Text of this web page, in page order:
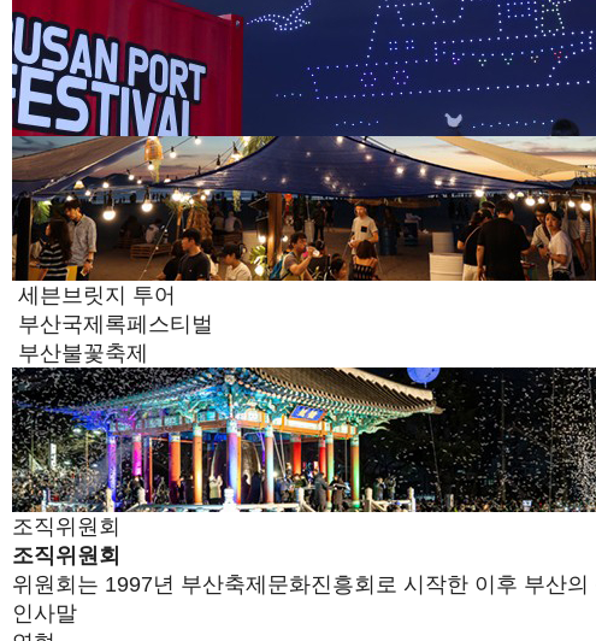
세븐브릿지 투어
부산국제록페스티벌
부산불꽃축제
조직위원회
조직위원회
위원회는 1997년 부산축제문화진흥회로 시작한 이후 부산
인사말